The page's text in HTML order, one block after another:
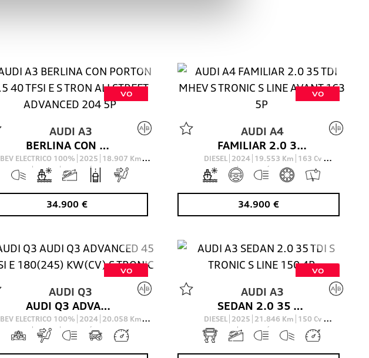
VO
AUDI A3
BERLINA CON PORTON 1.5 40 TFSI E S TRON ALLSTREET ADVANCED 204 5P
BEV ELECTRICO 100% 2025 18.907 Km
204Cv AUTOMÁTICO
34.900 €
VO
AUDI A4
FAMILIAR 2.0 35 TDI MHEV S TRONIC S LINE AVANT 163 5P
DIESEL 2024 19.553 Km 163 Cv
AUTOMÁTICO
34.900 €
VO
AUDI Q3
AUDI Q3 ADVANCED 45 TFSI E 180(245) KW(CV) S TRONIC
BEV ELECTRICO 100% 2024 20.058 Km
245Cv AUTOMÁTICO
VO
AUDI A3
SEDAN 2.0 35 TDI S TRONIC S LINE 150 4P
DIESEL 2025 21.846 Km 150 Cv
AUTOMÁTICO